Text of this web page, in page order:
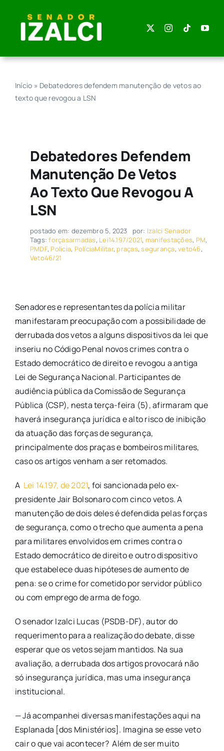
content
Início » Debatedores defendem manutenção de vetos ao
texto que revogou a LSN
Debatedores Defendem
Manutenção De Vetos
Ao Texto Que Revogou A
LSN
postado em: dezembro 5, 2023 por: Izalci Senador
Tags:forçasarmadas, Lei14.197/2021, manifestações, PM,
PMDF, Policia, PolíciaMilitar, praças,segurança,veto46,
Veto46/21
Senadores e representantes da polícia militar
manifestaram preocupação com a possibilidade de
derrubada dos vetos a alguns dispositivos da lei que
inseriu no Código Penal novos crimes contra o
Estado democrático de direito e revogou a antiga
Lei de Segurança Nacional. Participantes de
audiência pública da Comissão de Segurança
Pública (CSP), nesta terça-feira (5), afirmaram que
haverá insegurança jurídica e alto risco de inibição
da atuação das forças de segurança,
principalmente dos praças e bombeiros militares,
caso os artigos venham a ser retomados.
A Lei 14.197, de 2021, foi sancionada pelo ex-
presidente Jair Bolsonaro com cinco vetos. A
manutenção de dois deles é defendida pelas forças
de segurança, como o trecho que aumenta a pena
para militares envolvidos em crimes contra o
Estado democrático de direito e outro dispositivo
que estabelece duas hipóteses de aumento de
pena: se o crime for cometido por servidor público
ou com emprego de arma de fogo.
O senador Izalci Lucas (PSDB-DF), autor do
requerimento para a realização do debate, disse
esperar que os vetos sejam mantidos. Na sua
avaliação, a derrubada dos artigos provocará não
só insegurança jurídica, mas uma insegurança
institucional.
— Já acompanhei diversas manifestações aqui na
Esplanada [dos Ministérios]. Imagina se esse veto
cair o que vai acontecer? Além de ser muito